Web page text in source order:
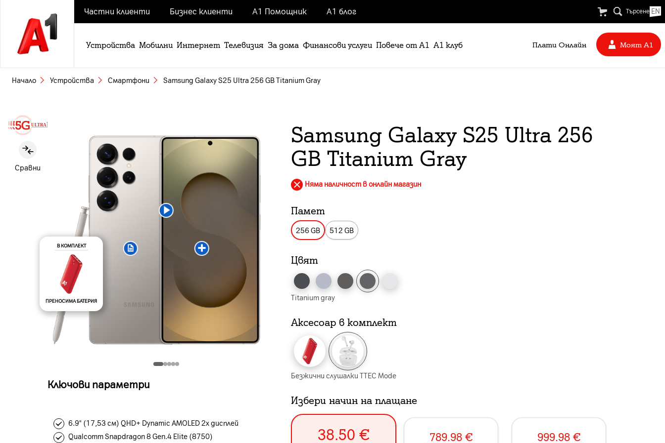
Частни клиенти Бизнес клиенти А1 Помощник А1 блог Търсене EN
Устройства Мобилни Интернет Телевизия За дома Финансови услуги Повече от А1 А1 клуб Плати Oнлайн Моят А1
Начало Устройства Смартфони Samsung Galaxy S25 Ultra 256 GB Titanium Gray
Сравни
Slide 1 of 5
В КОМПЛЕКТ
ПРЕНОСИМА БАТЕРИЯ
Ключови параметри
6.9" (17,53 см) QHD+ Dynamic AMOLED 2x дисплей
Qualcomm Snapdragon 8 Gen.4 Elite (8750)
Samsung Galaxy S25 Ultra 256
GB Titanium Gray
Няма наличност в онлайн магазин
Памет
256 GB 512 GB
Цвят
Titanium gray
Аксесоар в комплект
Безжични слушалки TTEC Mode
Избери начин на плащане
38.50 €
789.98 € 999.98 €